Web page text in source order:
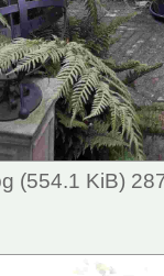
(554.1 KiB)